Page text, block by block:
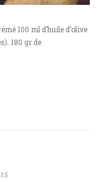
100 ml d’huile d’olive
180 gr de